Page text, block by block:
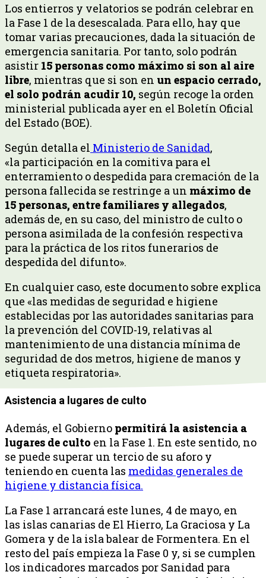
Los entierros y velatorios se podrán celebrar en
la Fase 1 de la desescalada. Para ello, hay que
tomar varias precauciones, dada la situación de
emergencia sanitaria. Por tanto, solo podrán
asistir 15 personas como máximo si son al aire
libre, mientras que si son en un espacio cerrado,
el solo podrán acudir 10, según recoge la orden
ministerial publicada ayer en el Boletín Oficial
del Estado (BOE).
Según detalla el Ministerio de Sanidad,
«la participación en la comitiva para el
enterramiento o despedida para cremación de la
persona fallecida se restringe a un máximo de
15 personas, entre familiares y allegados,
además de, en su caso, del ministro de culto o
persona asimilada de la confesión respectiva
para la práctica de los ritos funerarios de
despedida del difunto».
En cualquier caso, este documento sobre explica
que «las medidas de seguridad e higiene
establecidas por las autoridades sanitarias para
la prevención del COVID-19, relativas al
mantenimiento de una distancia mínima de
seguridad de dos metros, higiene de manos y
etiqueta respiratoria».
Asistencia a lugares de culto
Además, el Gobierno permitirá la asistencia a
lugares de culto en la Fase 1. En este sentido, no
se puede superar un tercio de su aforo y
teniendo en cuenta las medidas generales de
higiene y distancia física.
La Fase 1 arrancará este lunes, 4 de mayo, en
las islas canarias de El Hierro, La Graciosa y La
Gomera y de la isla balear de Formentera. En el
resto del país empieza la Fase 0 y, si se cumplen
los indicadores marcados por Sanidad para